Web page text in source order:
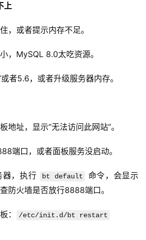
上
，或者提示内存不足。
，MySQL 8.0太吃资源。
者5.6，或者升级服务器内存。
地址，显示”无法访问此网站”。
端口，或者面板服务没启动。
器，执行 bt default
命令，会显示
防火墙是否放行8888端口。
： /etc/init.d/bt restart